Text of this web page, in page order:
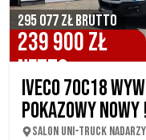
239 900 ZŁ
NETTO
295 077 ZŁ BRUTTO
IVECO 70C18
POKAZOWY
SALON UNI-TRUCK